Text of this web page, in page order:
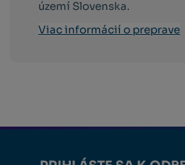
území Slovenska.
Viac informácií o preprave